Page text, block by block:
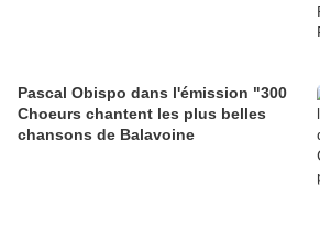
Pascal Obispo dans l'émission "300
Choeurs chantent les plus belles
chansons de Balavoine